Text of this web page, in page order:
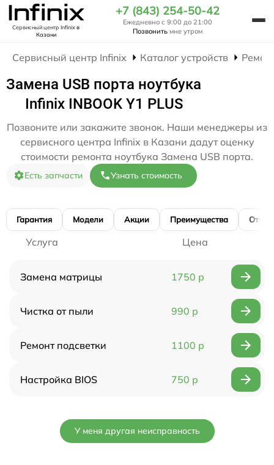
Сервисный центр Infinixв
Казани
+7 (843) 254-50-42
Ежедневно с 9:00 до 21:00
Позвонить мне утром
Сервисный центр Infinix Каталог устройств
Замена USB порта ноутбука
Infinix INBOOK Y1 PLUS
Позвоните или закажите звонок. Наши менеджеры из
сервисного центра Infinix в Казани дадут оценку
стоимости ремонта ноутбука Замена USB порта.
Есть запчасти Узнать стоимость
Гарантия Модели Акции Преимущества
Услуга Цена
Замена матрицы 1750 р
Чистка от пыли 990 р
Ремонт подсветки 1100 р
Настройка BIOS 750 р
У меня другая неисправность